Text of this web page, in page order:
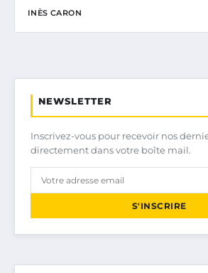
INÈS CARON
NEWSLETTER
Inscrivez-vous pour recevoir nos
directement dans votre boîte mail.
S'INSCRIRE